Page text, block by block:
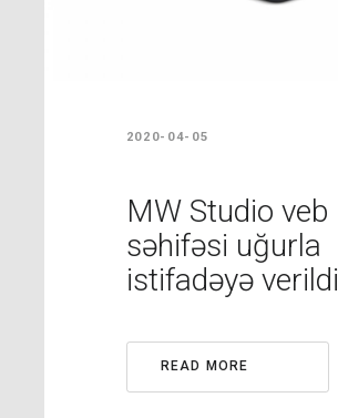
2020-04-05
MW Studio veb
səhifəsi uğurla
istifadəyə verildi
READ MORE